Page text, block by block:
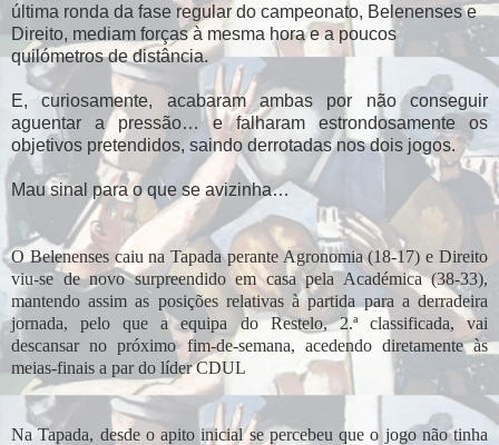
última ronda da fase regular do campeonato, Belenenses e
Direito, mediam forças à mesma hora e a poucos
quilómetros de distância.
E, curiosamente, acabaram ambas por não conseguir
aguentar a pressão… e falharam estrondosamente os
objetivos pretendidos, saindo derrotadas nos dois jogos.
Mau sinal para o que se avizinha…
O Belenenses caiu na Tapada perante Agronomia (18-17) e Direito
viu-se de novo surpreendido em casa pela Académica (38-33),
mantendo assim as posições relativas à partida para a derradeira
jornada, pelo que a equipa do Restelo, 2.ª classificada, vai
descansar no próximo fim-de-semana, acedendo diretamente às
meias-finais a par do líder CDUL
Na Tapada, desde o apito inicial se percebeu que o jogo não tinha